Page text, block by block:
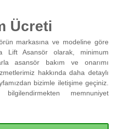
Ücreti
markasına ve modeline göre
Lift Asansör olarak, minimum
asansör bakım ve onarımı
hakkında daha detaylı
bizimle iletişime geçiniz.
memnuniyet